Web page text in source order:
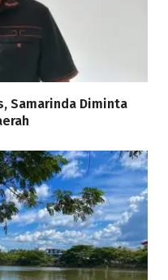
Samarinda Diminta